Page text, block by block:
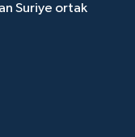
Suriye ortak